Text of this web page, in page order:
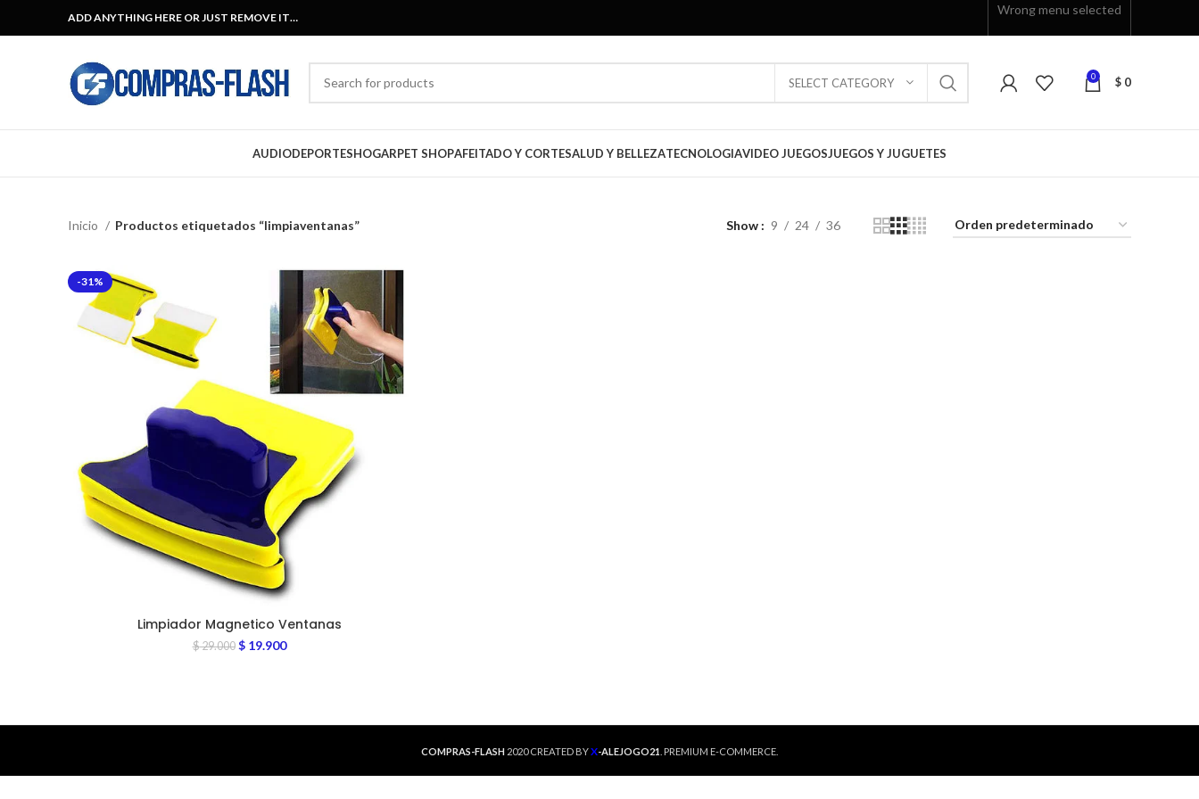
ADD ANYTHING HERE OR JUST REMOVE IT…
Wrong menu selected
SELECT CATEGORY 0 $ 0
AUDIODEPORTESHOGARPET SHOPAFEITADO Y CORTESALUD Y BELLEZATECNOLOGIAVIDEO JUEGOSJUEGOS Y JUGUETES
Inicio Productos etiquetados “limpiaventanas” Show 9 24 36
-31%
Limpiador Magnetico Ventanas
$29.000 $19.900
COMPRAS-FLASH 2020 CREATED BYX-ALEJOGO21 . PREMIUM E-COMMERCE.